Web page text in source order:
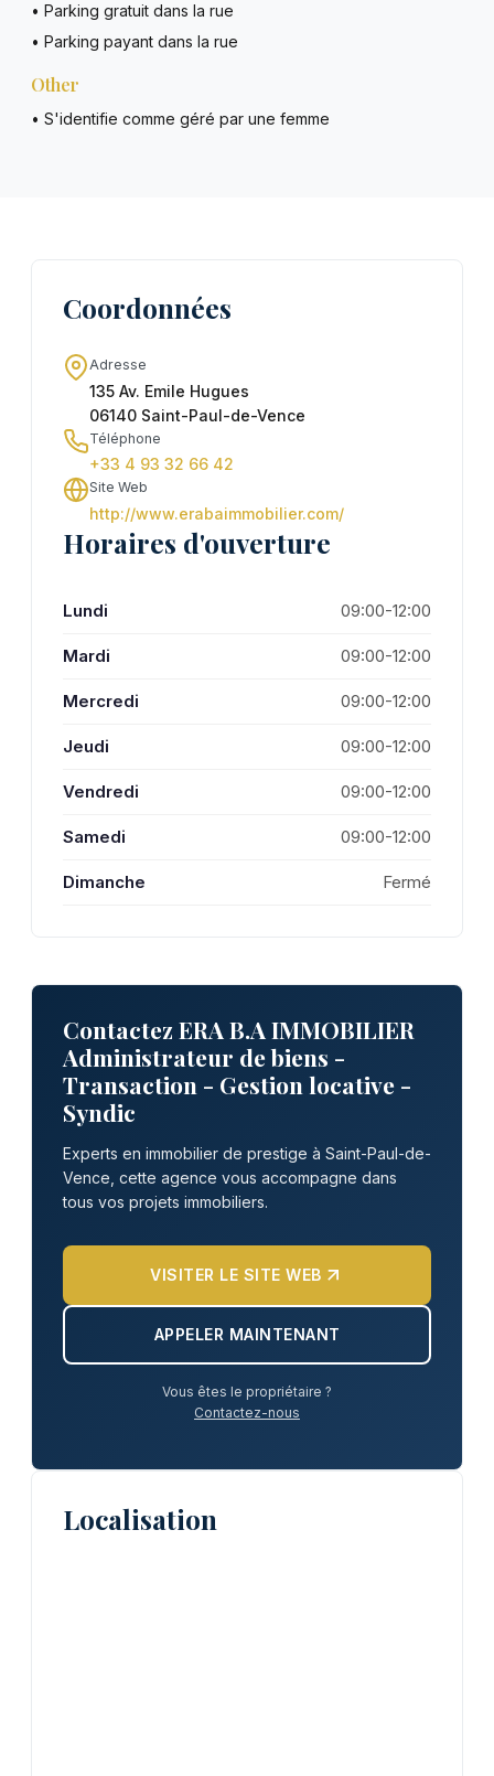
• Parking gratuit dans la rue
• Parking payant dans la rue
Other
• S'identifie comme géré par une femme
Coordonnées
Adresse
135 Av. Emile Hugues
06140 Saint-Paul-de-Vence
Téléphone
+33 4 93 32 66 42
Site Web
http://www.erabaimmobilier.com/
Horaires d'ouverture
Lundi 09:00-12:00
Mardi 09:00-12:00
Mercredi 09:00-12:00
Jeudi 09:00-12:00
Vendredi 09:00-12:00
Samedi 09:00-12:00
Dimanche Fermé
Contactez ERA B.A IMMOBILIER
Administrateur de biens -
Transaction - Gestion locative -
Syndic
Experts en immobilier de prestige à Saint-Paul-de-
Vence, cette agence vous accompagne dans
tous vos projets immobiliers.
VISITER LE SITE WEB
APPELER MAINTENANT
Vous êtes le propriétaire ?
Contactez-nous
Localisation